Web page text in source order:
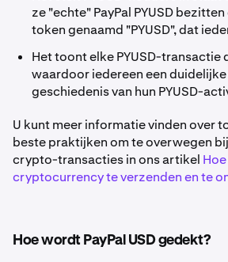
ze "echte" PayPal PYUSD
token genaamd "PYUSD", dat
Het toont elke PYUSD-transactie
waardoor iedereen een
geschiedenis van hun PYUSD-
U kunt meer informatie vinden over
beste praktijken om te overwegen
crypto-transacties in ons artikel
cryptocurrency te verzenden en te
Hoe wordt PayPal USD gedekt?